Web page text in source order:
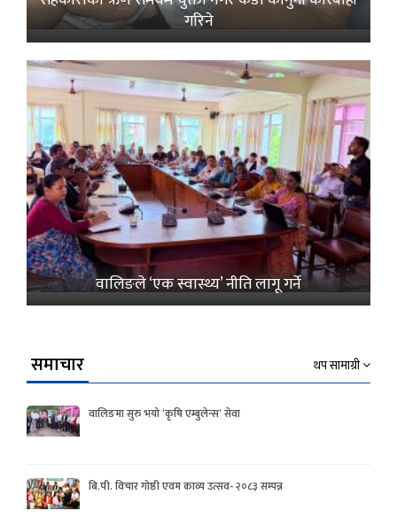
गरिने
वालिङले ‘एक स्वास्थ्य’ नीति लागू गर्ने
समाचार थप सामाग्री
वालिङमा सुरु भयो ‘कृषि एम्बुलेन्स’ सेवा
बि.पी. विचार गोष्ठी एवम काव्य उत्सव- २०८३ सम्पन्न